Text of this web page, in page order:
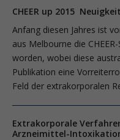
CHEER up 2015
Anfang diesen Jahres ist
aus Melbourne die
worden, wobei diese
Publikation eine
Feld der extrakorporalen
Extrakorporale
Arzneimittel-